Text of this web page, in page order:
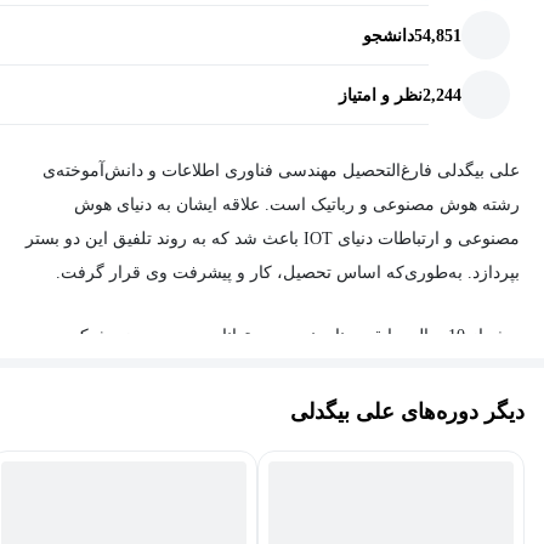
دست بیاورند.
54,851دانشجو
2,244نظر و امتیاز
علی بیگدلی فارغ‌التحصیل مهندسی فناوری اطلاعات و دانش‌آموخته‌ی
رشته هوش مصنوعی و رباتیک است. علاقه ایشان به دنیای هوش
مصنوعی و ارتباطات دنیای IOT باعث شد که به روند تلفیق این دو بستر
بپردازد. به‌طوری‌که اساس تحصیل، کار و پیشرفت وی قرار گرفت.
بیش از 10 سال سابقه برنامه‌نویسی و توانایی وی در حوزه شبکه و
مدیر بخش تحقیق و توسعه در پروژه‌ها نقش کلیدی ایفا می‌کند.
دیگر دوره‌های علی بیگدلی